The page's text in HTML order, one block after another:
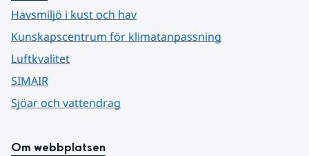
Havsmiljö i kust och hav
Kunskapscentrum för klimatanpassning
Luftkvalitet
SIMAIR
Sjöar och vattendrag
Om webbplatsen